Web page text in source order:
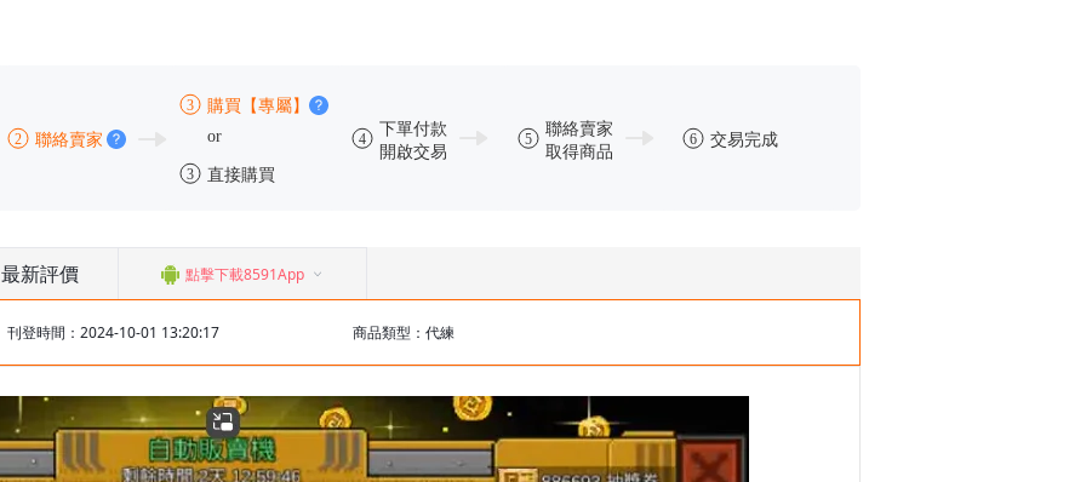
最新評價 點擊下載8591App
刊登時間：2024-10-01 13:20:17 商品類型：代練